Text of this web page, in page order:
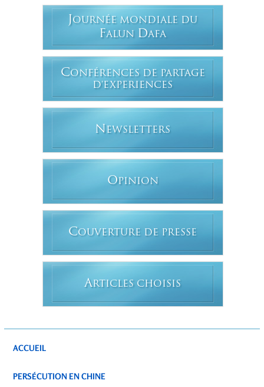
JOURNÉE MONDIALE DU
FALUN DAFA
CONFÉRENCES DE PARTAGE
D'EXPERIENCES
N EWSLETTERS
OPINION
COUVERTURE DE PRESSE
ARTICLES CHOISIS
ACCUEIL
PERSÉCUTION EN CHINE